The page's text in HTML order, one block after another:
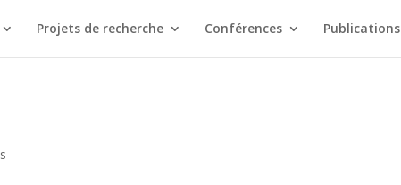
Projets de recherche Conférences Publications